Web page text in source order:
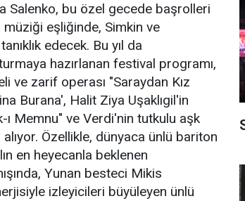
Salenko, bu özel gecede başrolleri
eşliğinde, Simkin ve
edecek. Bu yıl da
hazırlanan festival programı,
ve zarif operası "Saraydan Kız
Burana', Halit Ziya Uşaklıgil'in
Memnu" ve Verdi'nin tutkulu aşk
Özellikle, dünyaca ünlü bariton
en heyecanla beklenen
Yunan besteci Mikis
izleyicileri büyüleyen ünlü